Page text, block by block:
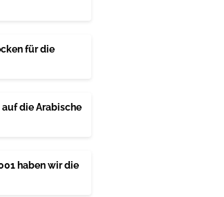
für die
die Arabische
haben wir die